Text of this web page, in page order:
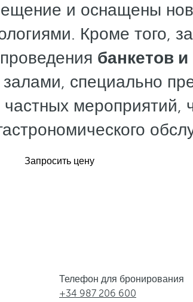
и оснащены
Кроме того,
банкетов
залами, специально
мероприятий,
Запросить цену
Телефон для бронирования
+34 987 206 600